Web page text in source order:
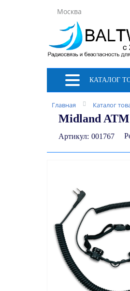
Москва
КАТАЛОГ
Главная Каталог
Midland
Артикул: 001767